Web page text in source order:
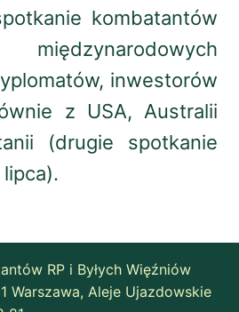
kombatantów
inwestorów
z USA, Australii
(drugie spotkanie
RP i Byłych Więźniów
Warszawa, Aleje Ujazdowskie